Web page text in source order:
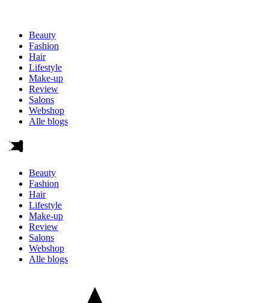
Beauty
Fashion
Hair
Lifestyle
Make-up
Review
Salons
Webshop
Alle blogs
Beauty
Fashion
Hair
Lifestyle
Make-up
Review
Salons
Webshop
Alle blogs